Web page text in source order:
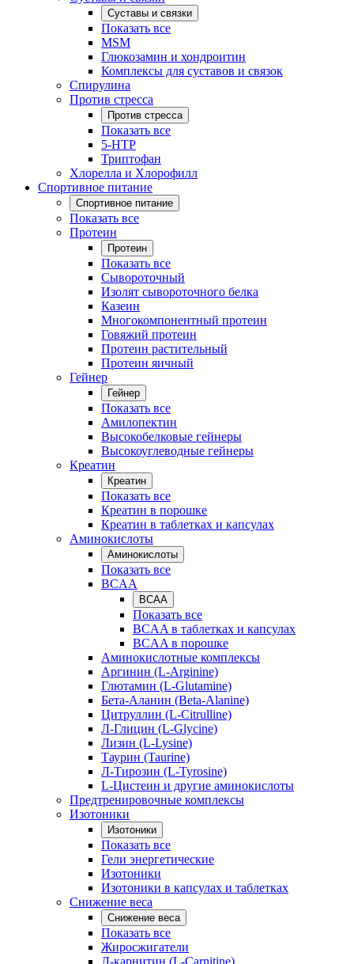
Суставы и связки
Показать все
MSM
Глюкозамин и хондроитин
Комплексы для суставов и связок
Спирулина
Против стресса
Против стресса
Показать все
5-HTP
Триптофан
Хлорелла и Хлорофилл
Спортивное питание
Спортивное питание
Показать все
Протеин
Протеин
Показать все
Сывороточный
Изолят сывороточного белка
Казеин
Многокомпонентный протеин
Говяжий протеин
Протеин растительный
Протеин яичный
Гейнер
Гейнер
Показать все
Амилопектин
Высокобелковые гейнеры
Высокоуглеводные гейнеры
Креатин
Креатин
Показать все
Креатин в порошке
Креатин в таблетках и капсулах
Аминокислоты
Аминокислоты
Показать все
BCAA
BCAA
Показать все
BCAA в таблетках и капсулах
BCAA в порошке
Аминокислотные комплексы
Аргинин (L-Arginine)
Глютамин (L-Glutamine)
Бета-Аланин (Beta-Alanine)
Цитруллин (L-Citrulline)
Л-Глицин (L-Glycine)
Лизин (L-Lysine)
Таурин (Taurine)
Л-Тирозин (L-Tyrosine)
L-Цистеин и другие аминокислоты
Предтренировочные комплексы
Изотоники
Изотоники
Показать все
Гели энергетические
Изотоники
Изотоники в капсулах и таблетках
Снижение веса
Снижение веса
Показать все
Жиросжигатели
Л-карнитин (L-Carnitine)